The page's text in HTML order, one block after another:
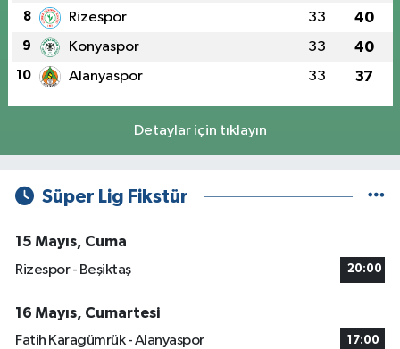
8 Rizespor 33 40
9 Konyaspor 33 40
10 Alanyaspor 33 37
Detaylar için tıklayın
Süper Lig Fikstür
15 Mayıs, Cuma
Rizespor - Beşiktaş
20:00
16 Mayıs, Cumartesi
Fatih Karagümrük - Alanyaspor
17:00